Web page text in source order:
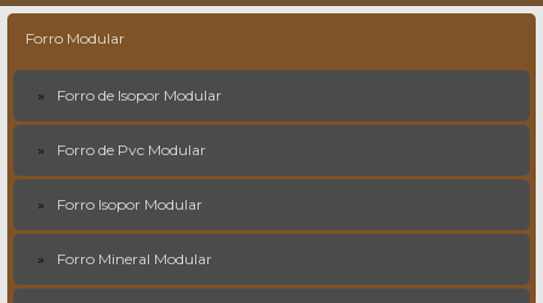
Forro Modular
Forro de Isopor Modular
Forro de Pvc Modular
Forro Isopor Modular
Forro Mineral Modular